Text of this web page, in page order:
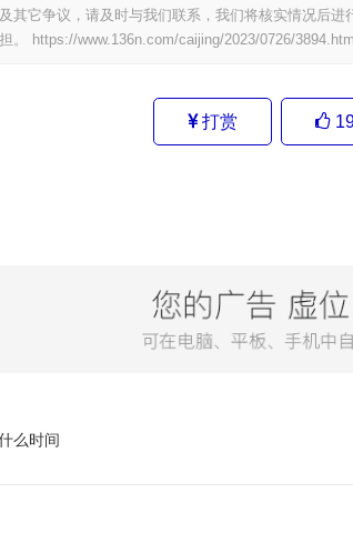
其它争议，请及时与我们联系，我们将核实情况后
。
https://www.136n.com/caijing/2023/0726/3894.html
打赏
么时间